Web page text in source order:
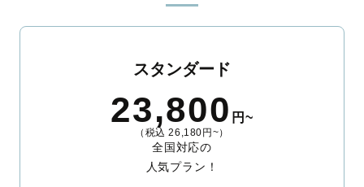
スタンダード
23,800 円~
（税込 26,180円~）
全国対応の
人気プラン！